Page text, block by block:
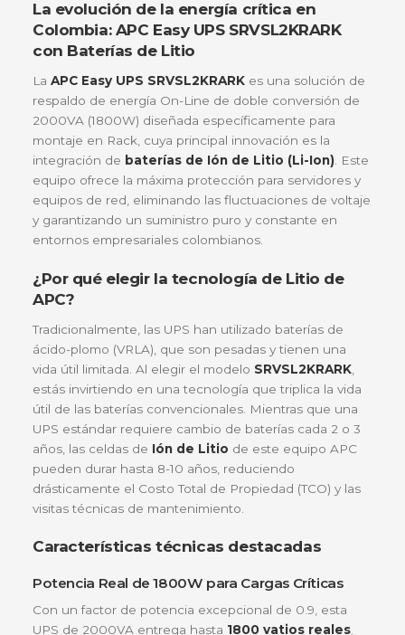
Envío a toda Colombia Garantía incluida
Descripción Especificaciones Garantía
La evolución de la energía crítica en
Colombia: APC Easy UPS SRVSL2KRARK
con Baterías de Litio
LaAPC Easy UPS SRVSL2KRARKes una
respaldo de energía On-Line de doble conversión
2000VA (1800W) diseñada específicamente para
montaje en Rack, cuya principal innovación es la
integración de baterías de Ión de Litio (Li-Ion)
equipo ofrece la máxima protección para
equipos de red, eliminando las fluctuaciones de
y garantizando un suministro puro y constante en
entornos empresariales colombianos.
¿Por qué elegir la tecnología de Litio de
APC?
Tradicionalmente, las UPS han utilizado baterías de
vida útil limitada. Al elegir el modelo